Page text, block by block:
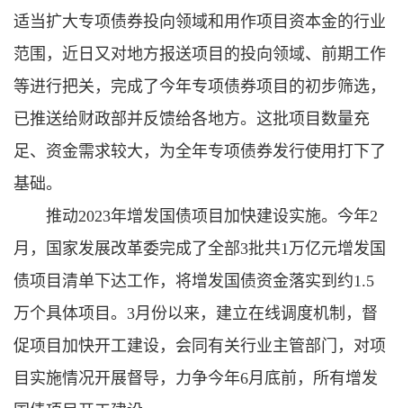
适当扩大专项债券投向领域和用作项目资本金的行业
范围，近日又对地方报送项目的投向领域、前期工作
等进行把关，完成了今年专项债券项目的初步筛选，
已推送给财政部并反馈给各地方。这批项目数量充
足、资金需求较大，为全年专项债券发行使用打下了
基础。
推动2023年增发国债项目加快建设实施。今年2
月，国家发展改革委完成了全部3批共1万亿元增发国
债项目清单下达工作，将增发国债资金落实到约1.5
万个具体项目。3月份以来，建立在线调度机制，督
促项目加快开工建设，会同有关行业主管部门，对项
目实施情况开展督导，力争今年6月底前，所有增发